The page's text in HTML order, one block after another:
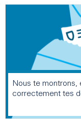
Nous te
correctement tes